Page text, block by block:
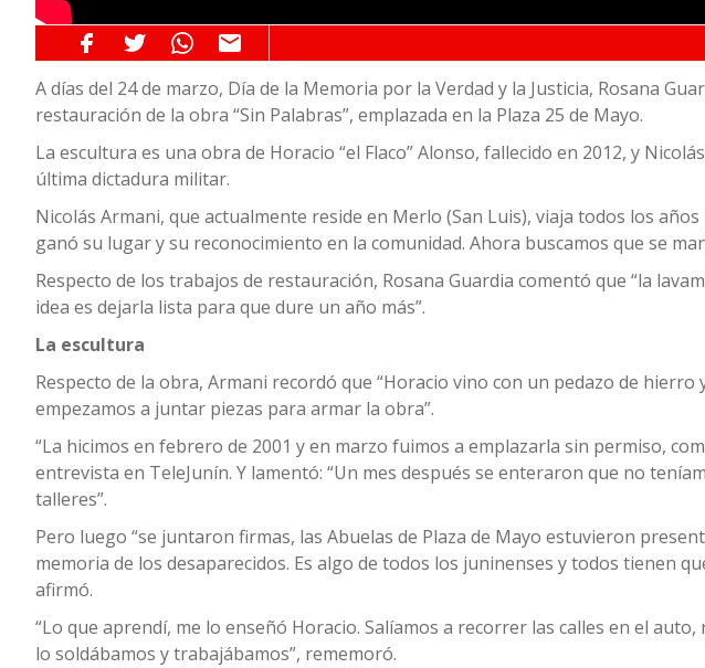
A días del 24 de marzo, Día de la Memoria por la Verdad y la Justicia, Rosana
restauración de la obra “Sin Palabras”, emplazada en la Plaza 25 de Mayo.
La escultura es una obra de Horacio “el Flaco” Alonso, fallecido en 2012, y
última dictadura militar.
Nicolás Armani, que actualmente reside en Merlo (San Luis), viaja todos los
ganó su lugar y su reconocimiento en la comunidad. Ahora buscamos que se
Respecto de los trabajos de restauración, Rosana Guardia comentó que “la
idea es dejarla lista para que dure un año más”.
La escultura
Respecto de la obra, Armani recordó que “Horacio vino con un pedazo de hierro
empezamos a juntar piezas para armar la obra”.
“La hicimos en febrero de 2001 y en marzo fuimos a emplazarla sin permiso,
entrevista en TeleJunín. Y lamentó: “Un mes después se enteraron que no
talleres”.
Pero luego “se juntaron firmas, las Abuelas de Plaza de Mayo estuvieron
memoria de los desaparecidos. Es algo de todos los juninenses y todos tienen
afirmó.
“Lo que aprendí, me lo enseñó Horacio. Salíamos a recorrer las calles en el
lo soldábamos y trabajábamos”, rememoró.